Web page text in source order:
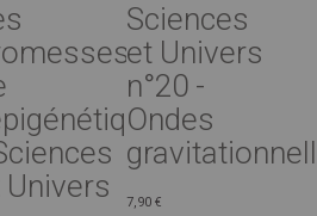
Univers
Sciences
et Univers
n°20 -
Ondes
7,90 €